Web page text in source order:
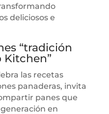
deliciosos e
“tradición
Kitchen”
las recetas
panaderas, invita
panes que
en